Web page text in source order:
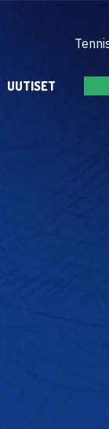
UUTISET